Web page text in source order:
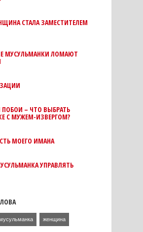
СТАЛА ЗАМЕСТИТЕЛЕМ
МУСУЛЬМАНКИ ЛОМАЮТ
– ЧТО ВЫБРАТЬ
С МУЖЕМ-ИЗВЕРГОМ?
МОЕГО ИМАНА
УПРАВЛЯТЬ
женщина